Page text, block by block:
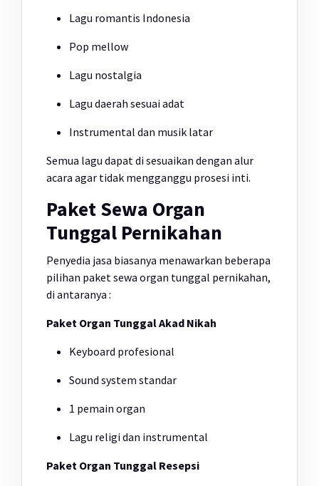
Lagu romantis Indonesia
Pop mellow
Lagu nostalgia
Lagu daerah sesuai adat
Instrumental dan musik latar
Semua lagu dapat di sesuaikan dengan alur
acara agar tidak mengganggu prosesi inti.
Paket Sewa Organ
Tunggal Pernikahan
Penyedia jasa biasanya menawarkan beberapa
pilihan paket sewa organ tunggal pernikahan,
di antaranya :
Paket Organ Tunggal Akad Nikah
Keyboard profesional
Sound system standar
1 pemain organ
Lagu religi dan instrumental
Paket Organ Tunggal Resepsi